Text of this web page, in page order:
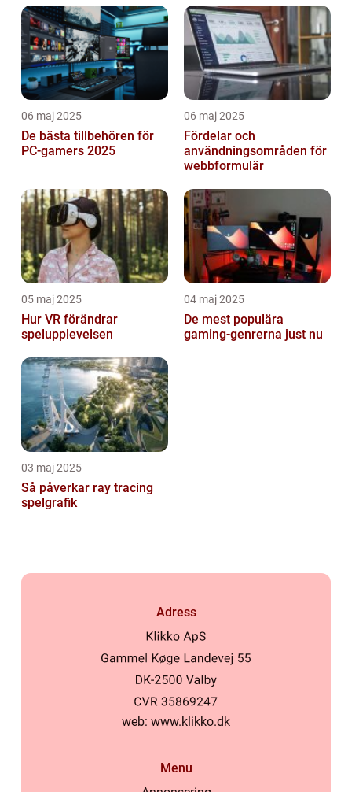
06 maj 2025
De bästa tillbehören för
PC-gamers 2025
06 maj 2025
Fördelar och
användningsområden för
webbformulär
05 maj 2025
Hur VR förändrar
spelupplevelsen
04 maj 2025
De mest populära
gaming-genrerna just nu
03 maj 2025
Så påverkar ray tracing
spelgrafik
Adress
web: www.klikko.dk
Menu